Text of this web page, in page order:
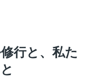
行と、私た